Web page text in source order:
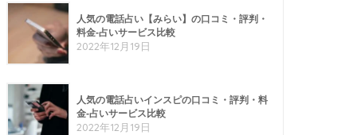
人気の電話占い【みらい】の口コミ・評判・
料金-占いサービス比較
2022年12月19日
人気の電話占いインスピの口コミ・評判・料
金-占いサービス比較
2022年12月19日